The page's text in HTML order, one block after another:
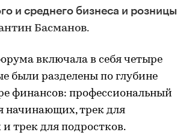
и среднего бизнеса и розницы
Басманов.
включала в себя четыре
были разделены по глубине
финансов: профессиональный
начинающих, трек для
трек для подростков.